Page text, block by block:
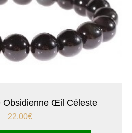
Obsidienne Œil Céleste
22,00€